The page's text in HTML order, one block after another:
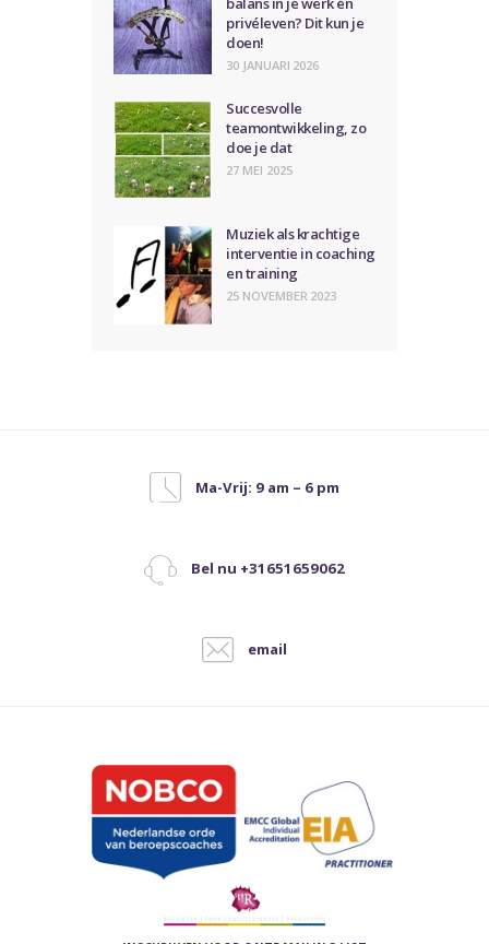
privéleven? Dit kun je
doen!
30 JANUARI 2026
Succesvolle
teamontwikkeling, zo
doe je dat
27 MEI 2025
Muziek als krachtige
interventie in coaching
en training
25 NOVEMBER 2023
Ma-Vrij: 9 am – 6 pm
Bel nu +31651659062
email